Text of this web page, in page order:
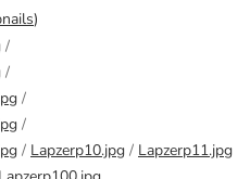
)
/
/
/
/
/ Lapzerp10.jpg / Lapzerp11.jpg